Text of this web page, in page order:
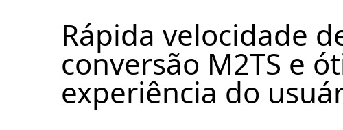
Rápida velocidade
conversão M2TS e
experiência do